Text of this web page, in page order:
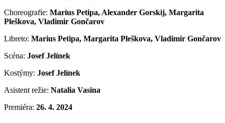
Choreografie: Marius Petipa, Alexander Gorskij, Margarita
Pleškova, Vladimir Gončarov
Libreto: Marius Petipa, Margarita Pleškova, Vladimir Gončarov
Scéna: Josef Jelínek
Kostýmy: Josef Jelínek
Asistent režie: Natalia Vasina
Premiéra: 26. 4. 2024